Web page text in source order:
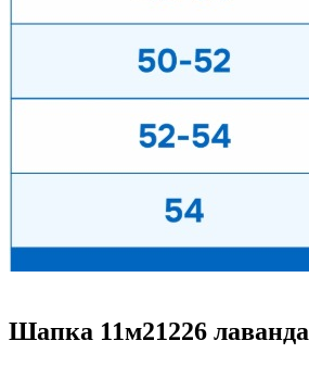
Шапка 11м21226 лаванда